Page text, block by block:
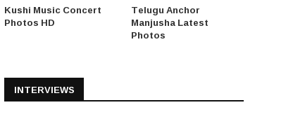
Kushi Music Concert
Photos HD
Telugu Anchor
Manjusha Latest
Photos
INTERVIEWS